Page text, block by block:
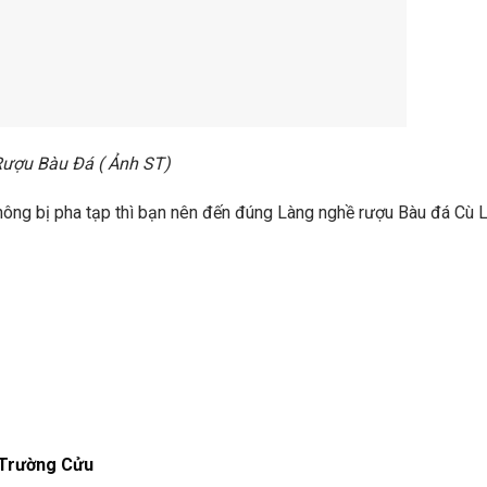
Bàu Đá ( Ảnh ST)
bị pha tạp thì bạn nên đến đúng Làng nghề rượu Bàu đá Cù
Cửu